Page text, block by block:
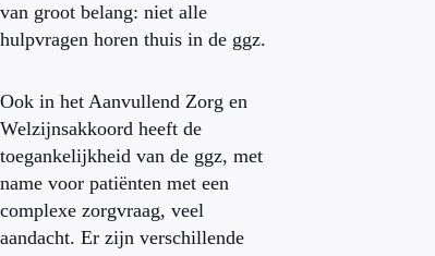
van groot belang: niet alle
hulpvragen horen thuis in de ggz.
Ook in het Aanvullend Zorg en
Welzijnsakkoord heeft de
toegankelijkheid van de ggz, met
name voor patiënten met een
complexe zorgvraag, veel
aandacht. Er zijn verschillende